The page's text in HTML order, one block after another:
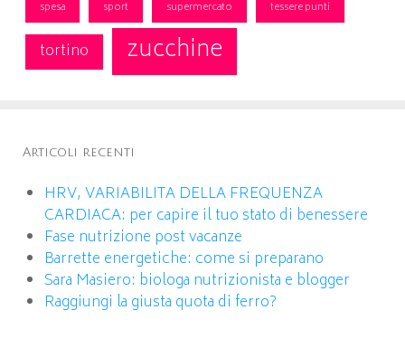
spesa sport supermercato tessere punti
tortino zucchine
Articoli recenti
HRV, VARIABILITA DELLA FREQUENZA
CARDIACA: per capire il tuo stato di benessere
Fase nutrizione post vacanze
Barrette energetiche: come si preparano
Sara Masiero: biologa nutrizionista e blogger
Raggiungi la giusta quota di ferro?